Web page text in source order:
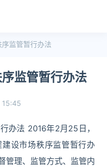
监管暂行办法
监管暂行办法
15:45
办法 2016年2月25日，
设市场秩序监管暂行办
管理、监管方式、监管内